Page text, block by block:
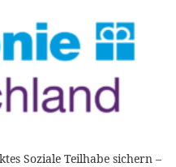
Soziale Teilhabe sichern –